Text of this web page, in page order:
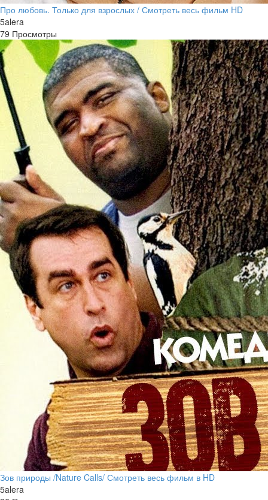
Про любовь. Только для взрослых / Смотреть весь фильм HD
5alera
79 Просмотры
Зов природы /Nature Calls/ Смотреть весь фильм в HD
5alera